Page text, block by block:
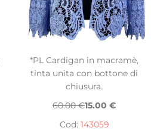
*PL Cardigan in macramè,
tinta unita con bottone di
chiusura.
60.00 €15.00 €
Cod: 143059